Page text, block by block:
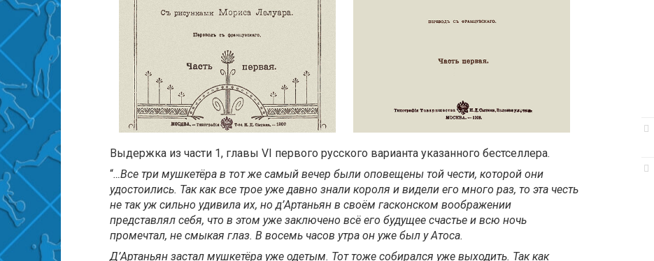
Выдержка из части 1, главы VI первого русского варианта указанного бестселлера.
“…Все три мушкетёра в тот же самый вечер были оповещены той чести, которой они
удостоились. Так как все трое уже давно знали короля и видели его много раз, то эта честь
не так уж сильно удивила их, но д’Артаньян в своём гасконском воображении
представлял себя, что в этом уже заключено всё его будущее счастье и всю ночь
промечтал, не смыкая глаз. В восемь часов утра он уже был у Атоса.
Д’Артаньян застал мушкетёра уже одетым. Тот тоже собирался уже выходить. Так как